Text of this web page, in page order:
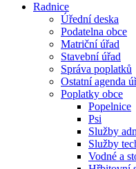
Radnice
Úřední deska
Podatelna obce
Matriční úřad
Stavební úřad
Správa poplatků
Ostatní agenda
Poplatky obce
Popelnice
Psi
Služby
Služby
Vodné a